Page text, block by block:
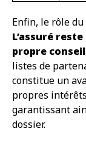
Enfin, le rôle du
L’assuré
propre conseil
listes de
constitue un
propres
garantissant
dossier.